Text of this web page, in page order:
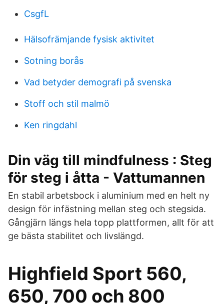
CsgfL
Hälsofrämjande fysisk aktivitet
Sotning borås
Vad betyder demografi på svenska
Stoff och stil malmö
Ken ringdahl
Din väg till mindfulness : Steg
för steg i åtta - Vattumannen
En stabil arbetsbock i aluminium med en helt ny
design för infästning mellan steg och stegsida.
Gångjärn längs hela topp plattformen, allt för att
ge bästa stabilitet och livslängd.
Highfield Sport 560,
650, 700 och 800